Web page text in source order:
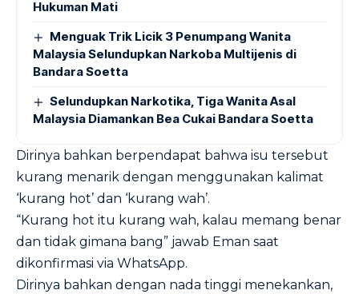
Hukuman Mati
Menguak Trik Licik 3 Penumpang Wanita
Malaysia Selundupkan Narkoba Multijenis di
Bandara Soetta
Selundupkan Narkotika, Tiga Wanita Asal
Malaysia Diamankan Bea Cukai Bandara Soetta
Dirinya bahkan berpendapat bahwa isu tersebut
kurang menarik dengan menggunakan kalimat
‘kurang hot’ dan ‘kurang wah’.
“Kurang hot itu kurang wah, kalau memang benar
dan tidak gimana bang” jawab Eman saat
dikonfirmasi via WhatsApp.
Dirinya bahkan dengan nada tinggi menekankan,